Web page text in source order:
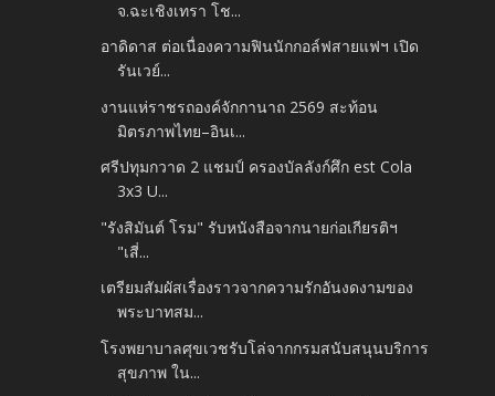
จ.ฉะเชิงเทรา โช...
อาดิดาส ต่อเนื่องความฟินนักกอล์ฟสายแฟฯ เปิด
รันเวย์...
งานแห่ราชรถองค์จักกานาถ 2569 สะท้อน
มิตรภาพไทย–อินเ...
ศรีปทุมกวาด 2 แชมป์ ครองบัลลังก์ศึก est Cola
3x3 U...
"รังสิมันต์ โรม" รับหนังสือจากนายก่อเกียรติฯ
"เสี่...
เตรียมสัมผัสเรื่องราวจากความรักอันงดงามของ
พระบาทสม...
โรงพยาบาลศุขเวชรับโล่จากกรมสนับสนุนบริการ
สุขภาพ ใน...